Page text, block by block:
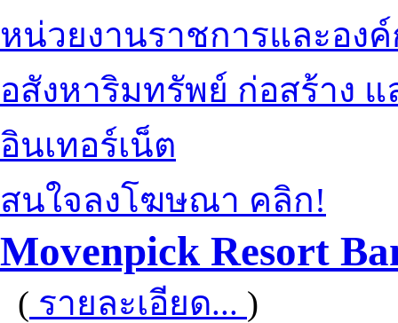
หน่วยงานราชการและอง
อสังหาริมทรัพย์ ก่อสร้าง
อินเทอร์เน็ต
สนใจลงโฆษณา คลิก!
Movenpick Resort
( รายละเอียด... )